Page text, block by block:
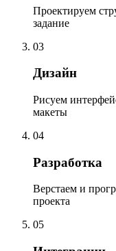
Проектируем
задание
03
Дизайн
Рисуем
макеты
04
Разработка
Верстаем и
проекта
05